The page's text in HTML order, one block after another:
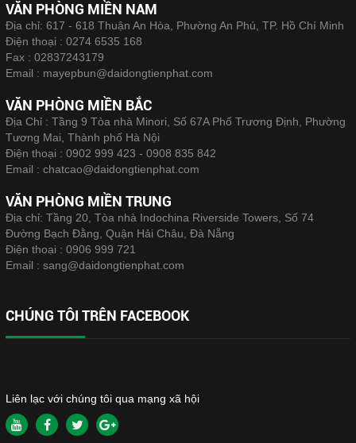
VĂN PHÒNG MIỀN NAM
Địa chỉ: 617 - 618 Thuận An Hòa, Phường An Phú, TP. Hồ Chí Minh
Điện thoại : 0274 6535 168
Fax : 02837243179
Email : mayepbun@daidongtienphat.com
VĂN PHÒNG MIỀN BẮC
Địa Chỉ : Tầng 9 Tòa nhà Minori, Số 67A Phố Trương Định, Phường
Tương Mai, Thành phố Hà Nội
Điện thoại : 0902 999 423 - 0908 835 842
Email : chatcao@daidongtienphat.com
VĂN PHÒNG MIỀN TRUNG
Địa chỉ: Tầng 20, Tòa nhà Indochina Riverside Towers, Số 74
Đường Bạch Đằng, Quận Hải Châu, Đà Nẵng
Điện thoại : 0906 999 721
Email : sang@daidongtienphat.com
CHÚNG TÔI TRÊN FACEBOOK
Liên lạc với chúng tôi qua mạng xã hội